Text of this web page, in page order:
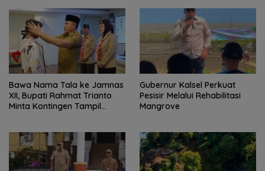
Bawa Nama Tala ke Jamnas
XII, Bupati Rahmat Trianto
Minta Kontingen Tampil
Gubernur Kalsel Perkuat
Pesisir Melalui Rehabilitasi
Mangrove